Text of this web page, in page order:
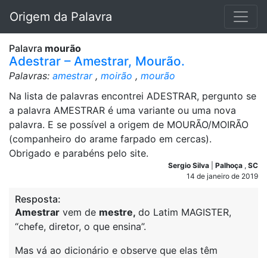
Origem da Palavra
Palavra mourão
Adestrar – Amestrar, Mourão.
Palavras: amestrar, moirão , mourão
Na lista de palavras encontrei ADESTRAR, pergunto se
a palavra AMESTRAR é uma variante ou uma nova
palavra. E se possível a origem de MOURÃO/MOIRÃO
(companheiro do arame farpado em cercas).
Obrigado e parabéns pelo site.
Sergio Silva Palhoça , SC
14 de janeiro de 2019
Resposta:
Amestrar vem de mestre, do Latim MAGISTER,
“chefe, diretor, o que ensina”.
Mas vá ao dicionário e observe que elas têm